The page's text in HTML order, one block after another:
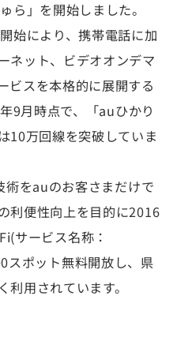
ら」を開始しました。
始により、携帯電話に加
ネット、ビデオオンデマ
ビスを本格的に展開する
9月時点で、「auひかり
10万回線を突破していま
術をauのお客さまだけで
利便性向上を目的に2016
サービス名称：
ポット無料開放し、県
用されています。